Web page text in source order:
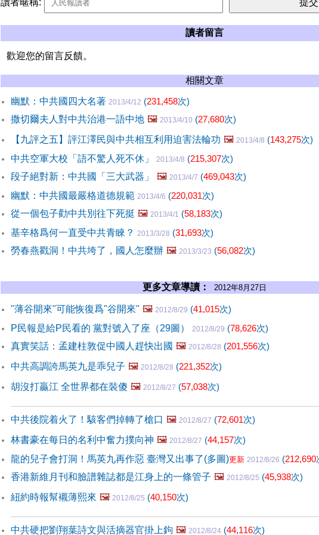
讀者暱稱:
讀者留言
歡迎您的留言反饋。
相關文章
幽默：中共國四大名著 2013/4/12 (231,458次)
撒切爾夫人對中共治港一語中地 🖼️ 2013/4/10 (27,680次)
【九評之五】評江澤民與中共相互利用迫害法輪功 🖼️ 2013/4/8 (143,275次)
中共空軍大校「語不驚人死不休」
2013/4/8 (215,307次)
段子絕對新：中共國「三大武器」
🖼️ 2013/4/7 (469,043次)
幽默：中共國最嚴格道德規範 2013/4/6 (220,031次)
從一個包子勸中共別往下死挺 🖼️ 2013/4/1 (58,183次)
基辛格爲何一直受中共青睞？ 2013/3/28 (31,693次)
勞春燕戳洞！中共垮了，國人怎麼辦 🖼️ 2013/3/23 (56,082次)
更多文章導讀： 2012年8月27日
"薄谷開來"可能恢復爲"谷開來" 🖼️ 2012/8/29 (41,015次)
P民報是給P民看的 黨對號入了座（29圖）
2012/8/29 (78,626次)
真實笑話：孟建柱敦促中國人趕快出國 🖼️ 2012/8/28 (201,556次)
中共高調誇馬英九是乖兒子 🖼️ 2012/8/28 (221,352次)
胡沒打贏江 全世界都在裝傻 🖼️ 2012/8/27 (57,038次)
中共後院着火了！駭客們掉轉了槍口 🖼️ 2012/8/27 (72,601次)
林書豪在每日的名利中奮力撲向神 🖼️ 2012/8/27 (44,157次)
龍的兒子會打洞！馬英九再作惡 臺灣又出事了(多圖)更新 2012/8/26 (212,690
香港新維月刊和臉譜雜誌都是江身上的一條管子 🖼️ 2012/8/25 (45,938次)
紐約時報幫襯薄熙來 🖼️ 2012/8/25 (40,150次)
中共硬把劉翔葉詩文與活摘器官掛上鉤 🖼️ 2012/8/24 (44,116次)